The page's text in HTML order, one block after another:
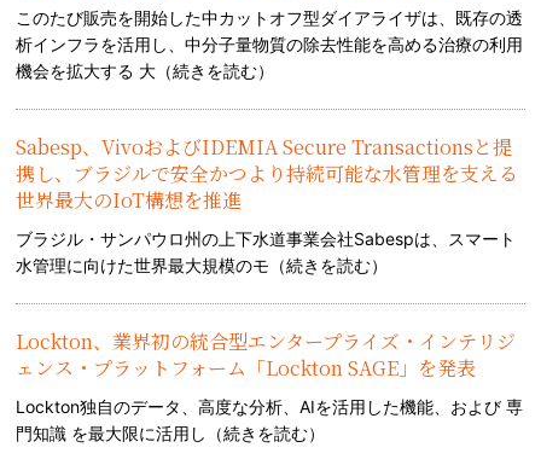
このたび販売を開始した中カットオフ型ダイアライザは、既存の透
析インフラを活用し、中分子量物質の除去性能を高める治療の利用
機会を拡大する 大（続きを読む）
Sabesp、VivoおよびIDEMIA Secure Transactionsと提
携し、ブラジルで安全かつより持続可能な水管理を支える
世界最大のIoT構想を推進
ブラジル・サンパウロ州の上下水道事業会社Sabespは、スマート
水管理に向けた世界最大規模のモ（続きを読む）
Lockton、業界初の統合型エンタープライズ・インテリジ
ェンス・プラットフォーム「Lockton SAGE」を発表
Lockton独自のデータ、高度な分析、AIを活用した機能、および 専
門知識 を最大限に活用し（続きを読む）